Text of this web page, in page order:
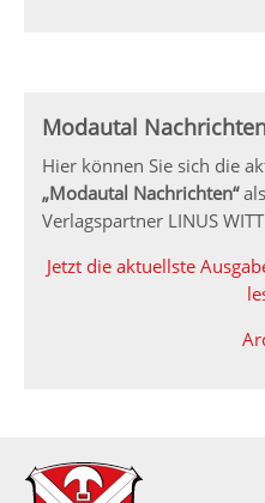
Modautal
Hier können Sie sich die
„Modautal Nachrichten“
Verlagspartner LINUS
Jetzt die aktuellste